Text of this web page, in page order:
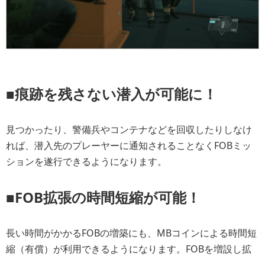
■痕跡を残さない潜入が可能に！
見つかったり、警備兵やコンテナなどを回収したりしなけ
れば、潜入先のプレーヤーに通知されることなくFOBミッ
ションを遂行できるようになります。
■FOB拡張の時間短縮が可能！
長い時間がかかるFOBの増築にも、MBコインによる時間短
縮（有償）が利用できるようになります。FOBを増設し拡